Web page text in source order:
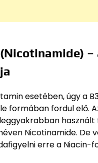
–
esetében, úgy a
formában fordul elő.
használt
Nicotinamide. De
erre a Niacin-